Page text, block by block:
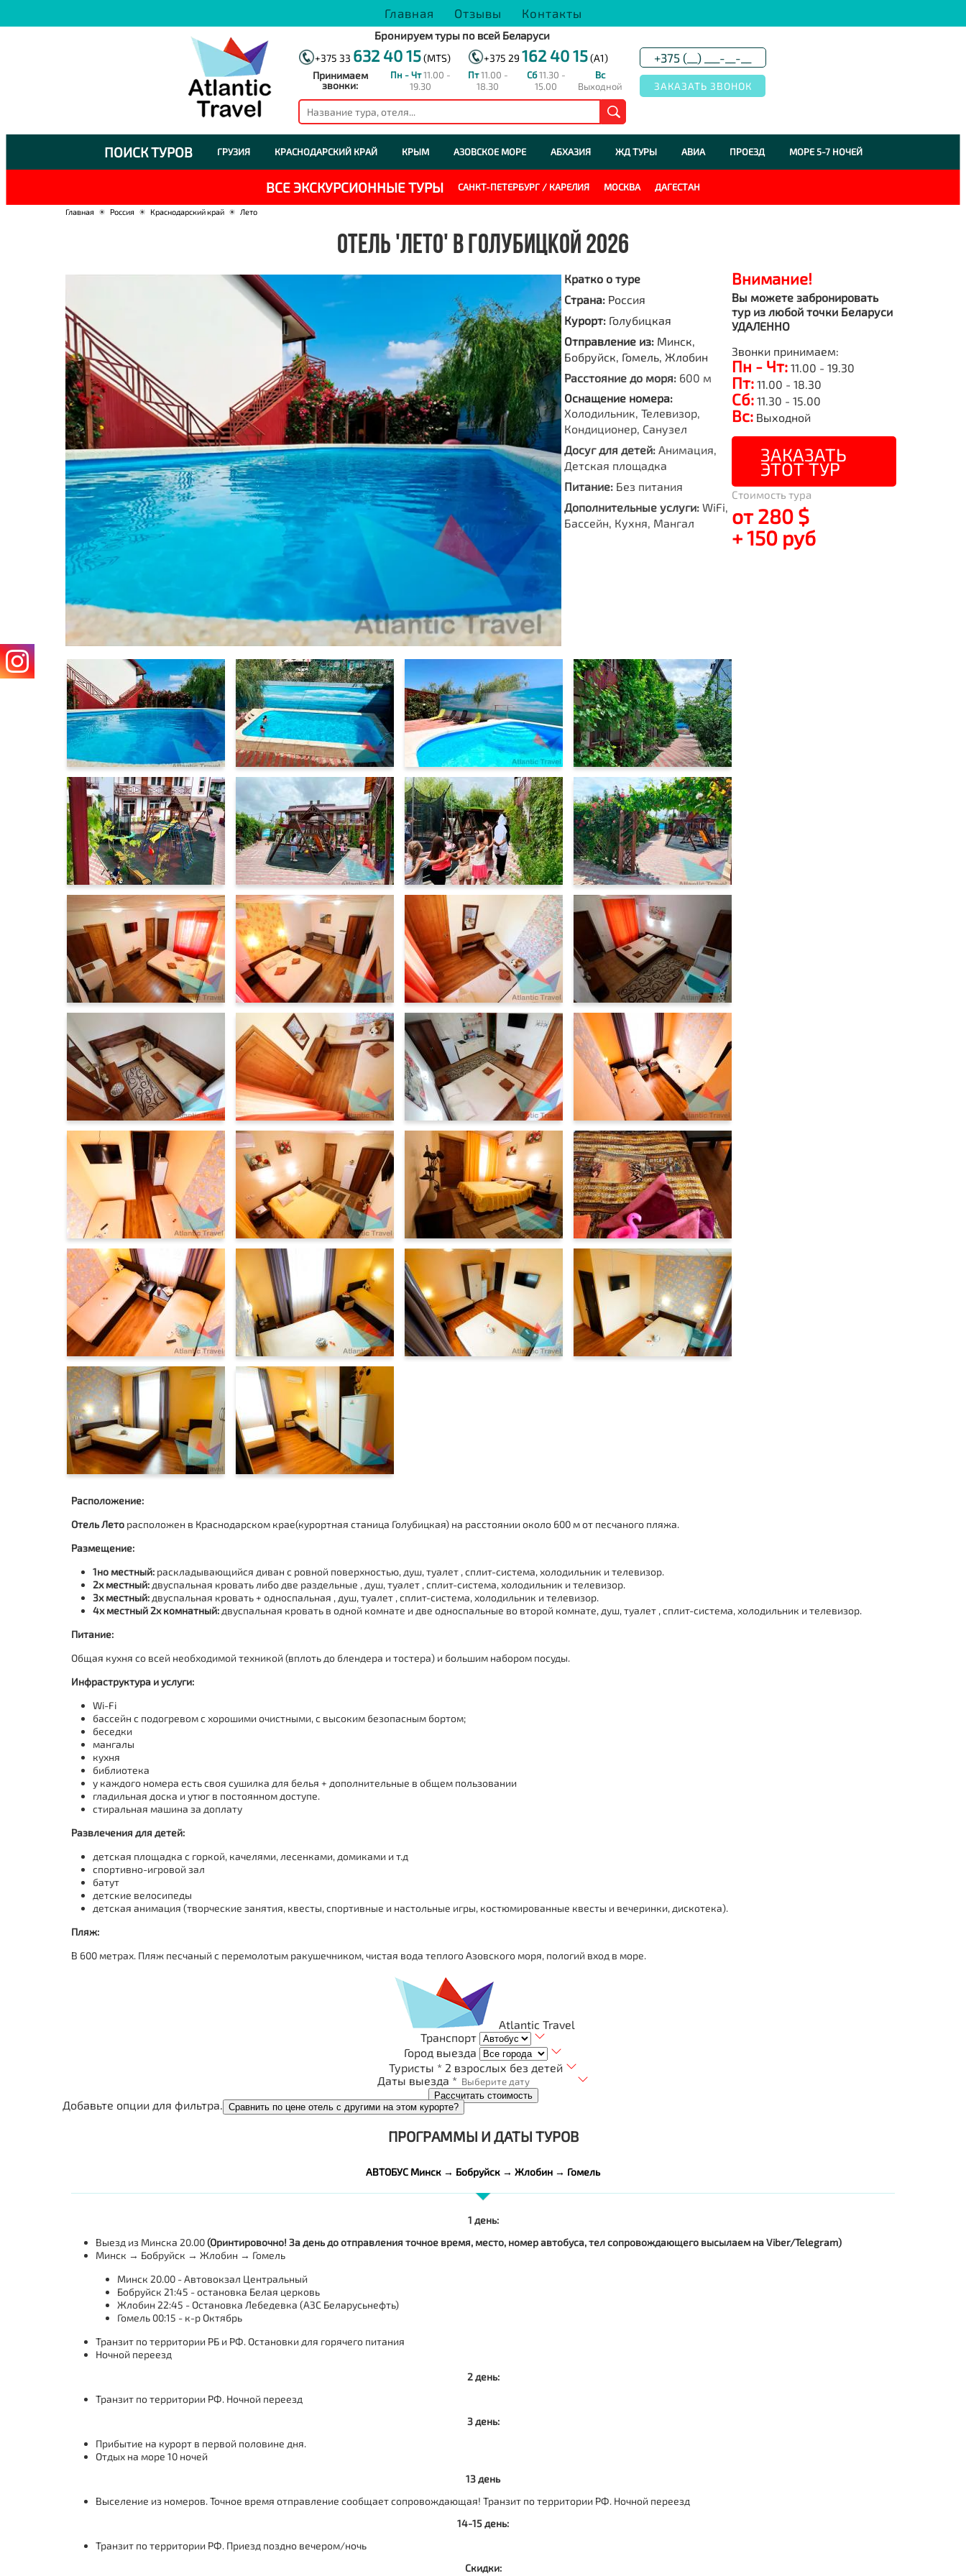
Главная Отзывы Контакты
Бронируем туры по всей Беларуси
+375 33 632 40 15(MTS) +375 29 162 40 15(A1)
Принимаем
звонки:
Пн - Чт11.00 -
19.30
Пт11.00 -
18.30
Сб11.30 -
15.00
Вс
Выходной
ПОИСК ТУРОВ ГРУЗИЯ КРАСНОДАРСКИЙ КРАЙ КРЫМ АЗОВСКОЕ МОРЕ АБХАЗИЯ ЖД ТУРЫ АВИА ПРОЕЗД МОРЕ 5-7 НОЧЕЙ
ВСЕ ЭКСКУРСИОННЫЕ ТУРЫ САНКТ-ПЕТЕРБУРГ / КАРЕЛИЯ МОСКВА ДАГЕСТАН
Главная ☀ Россия ☀ Краснодарский край ☀ Лето
ОТЕЛЬ 'ЛЕТО' В ГОЛУБИЦКОЙ 2026
Кратко о туре
Страна: Россия
Курорт: Голубицкая
Отправление из: Минск,
Бобруйск, Гомель, Жлобин
Расстояние до моря:600 м
Оснащение номера:
Холодильник, Телевизор,
Кондиционер, Санузел
Досуг для детей:Анимация,
Детская площадка
Питание:Без питания
Дополнительные услуги:WiFi,
Бассейн, Кухня, Мангал
Внимание!
Вы можете забронировать
тур из любой точки Беларуси
УДАЛЕННО
Звонки принимаем:
Пн - Чт:11.00 - 19.30
Пт:11.00 - 18.30
Сб:11.30 - 15.00
Вс:Выходной
ЗАКАЗАТЬ
ЭТОТ ТУР
Стоимость тура
от 280 $
+ 150 руб
Расположение:
Отель Леторасположен в Краснодарском крае(курортная станица Голубицкая) на расстоянии около 600 м от песчаного пляжа.
Размещение:
1но местный:раскладывающийся диван с ровной поверхностью, душ, туалет , сплит-система, холодильник и телевизор.
2х местный:двуспальная кровать либо две раздельные , душ, туалет , сплит-система, холодильник и телевизор.
3х местный:двуспальная кровать + односпальная , душ, туалет , сплит-система, холодильник и телевизор.
4х местный 2х комнатный:двуспальная кровать в одной комнате и две односпальные во второй комнате, душ, туалет , сплит-система, холодильник и телевизор.
Питание:
Общая кухня со всей необходимой техникой (вплоть до блендера и тостера) и большим набором посуды.
Инфраструктура и услуги:
Wi-Fi
бассейн с подогревом с хорошими очистными, с высоким безопасным бортом;
беседки
мангалы
кухня
библиотека
у каждого номера есть своя сушилка для белья + дополнительные в общем пользовании
гладильная доска и утюг в постоянном доступе.
стиральная машина за доплату
Развлечения для детей:
детская площадка с горкой, качелями, лесенками, домиками и т.д
спортивно-игровой зал
батут
детские велосипеды
детская анимация (творческие занятия, квесты, спортивные и настольные игры, костюмированные квесты и вечеринки, дискотека).
Пляж:
В 600 метрах. Пляж песчаный с перемолотым ракушечником, чистая вода теплого Азовского моря, пологий вход в море.
Atlantic Travel
Транспорт
Город выезда
Туристы * 2 взрослых без детей
Даты выезда *
Рассчитать стоимость
Добавьте опции для фильтра. Сравнить по цене отель с другими на этом курорте?
ПРОГРАММЫ И ДАТЫ ТУРОВ
АВТОБУС Минск → Бобруйск → Жлобин → Гомель
1 день:
Выезд из Минска 20.00(Оринтировочно! За день до отправления точное время, место, номер автобуса, тел сопровождающего высылаем на Viber/Telegram)
Минск → Бобруйск → Жлобин → Гомель
Минск 20.00 - Автовокзал Центральный
Бобруйск 21:45 - остановка Белая церковь
Жлобин 22:45 - Остановка Лебедевка (АЗС Беларусьнефть)
Гомель 00:15 - к-р Октябрь
Транзит по территории РБ и РФ. Остановки для горячего питания
Ночной переезд
2 день:
Транзит по территории РФ. Ночной переезд
3 день:
Прибытие на курорт в первой половине дня.
Отдых на море 10 ночей
13 день
Выселение из номеров. Точное время отправление сообщает сопровождающая! Транзит по территории РФ. Ночной переезд
14-15 день:
Транзит по территории РФ. Приезд поздно вечером/ночь
Скидки: